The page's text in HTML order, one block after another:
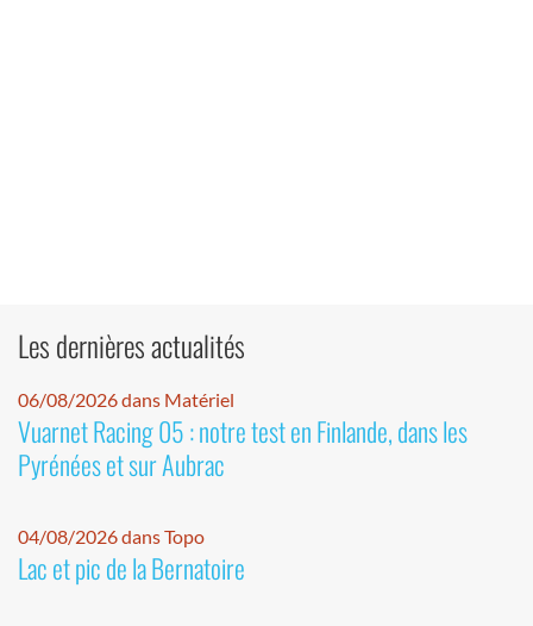
Les dernières actualités
06/08/2026 dans Matériel
Vuarnet Racing 05 : notre test en Finlande, dans les
Pyrénées et sur Aubrac
04/08/2026 dans Topo
Lac et pic de la Bernatoire